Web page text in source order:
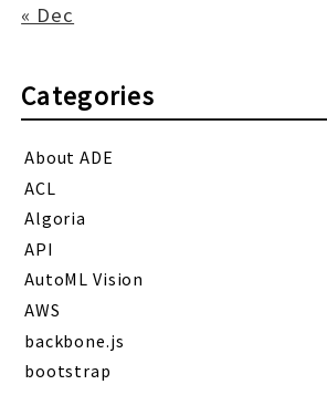
« Dec
Categories
About ADE
ACL
Algoria
API
AutoML Vision
AWS
backbone.js
bootstrap